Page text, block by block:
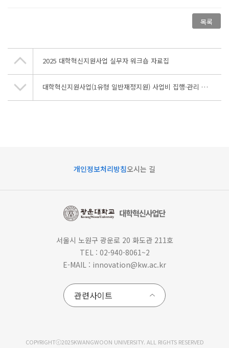
목록
2025 대학혁신지원사업 실무자 워크숍 자료집
대학혁신지원사업(1유형 일반재정지원) 사업비 집행·관리 매뉴얼 알림_'23.12.
개인정보처리방침오시는 길
서울시 노원구 광운로 20 화도관 211호
TEL : 02-940-8061~2
E-MAIL : innovation@kw.ac.kr
COPYRIGHTⓒ2025KWANGWOON UNIVERSITY. ALL RIGHTS RESERVED